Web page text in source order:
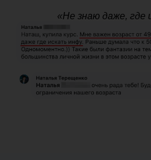
«Не знаю даже, где